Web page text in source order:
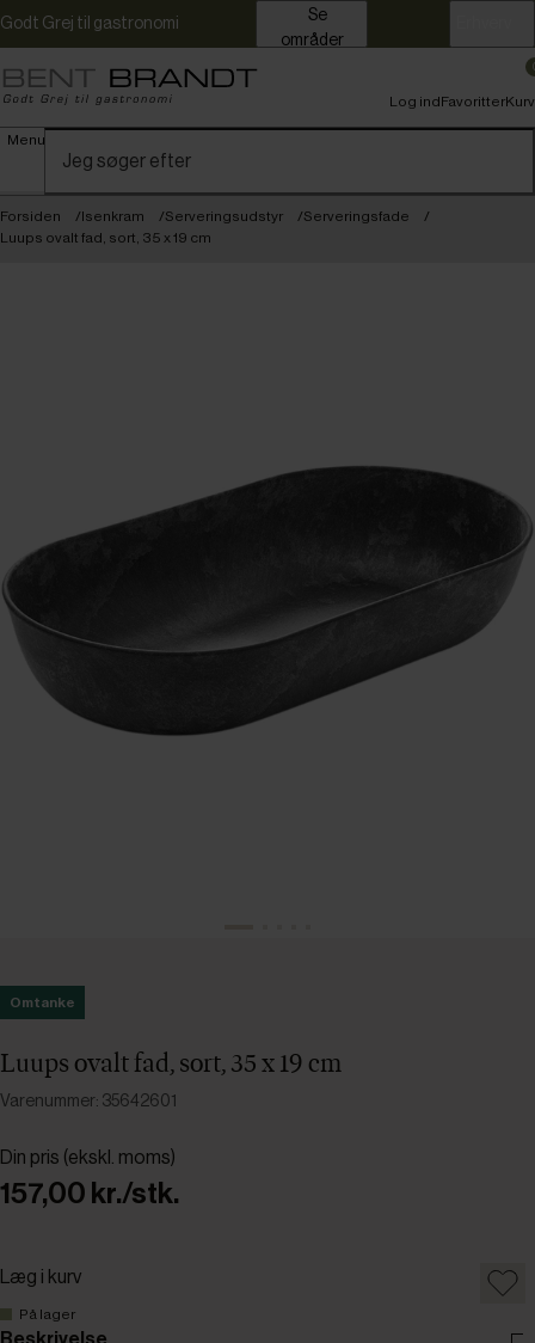
Godt Grej til gastronomi
områder
Menu
Log indFavoritterKurv
Forsiden Isenkram Serveringsudstyr
Serveringsfade
Luups ovalt fad, sort, 35 x 19 cm
Omtanke
Luups ovalt fad, sort, 35 x 19 cm
Varenummer: 35642601
Din pris (ekskl. moms)
157,00 kr./stk.
Læg i kurv
På lager